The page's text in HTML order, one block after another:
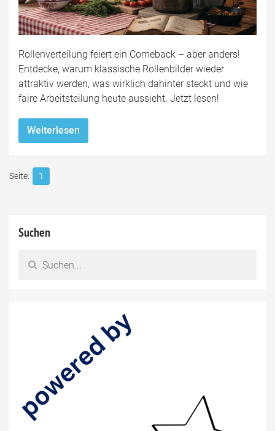
Rollenverteilung feiert ein Comeback – aber anders!
Entdecke, warum klassische Rollenbilder wieder
attraktiv werden, was wirklich dahinter steckt und wie
faire Arbeitsteilung heute aussieht. Jetzt lesen!
Weiterlesen
1
Suchen